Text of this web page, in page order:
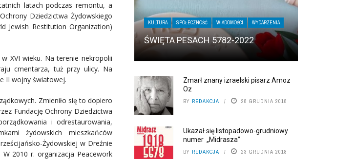
latach podczas remontu, a
Dziedzictwa Żydowskiego
Jewish Restitution Organization)
XVI wieku. Na terenie nekropolii
cmentarza, tuż przy ulicy. Na
II wojny światowej.
Zmieniło się to dopiero
Fundację Ochrony Dziedzictwa
i odrestaurowania,
żydowskich mieszkańców
Żydowskiej w Dreźnie
2010 r. organizacja Peacework
KULTURA SPOŁECZNOŚĆ WIADOMOŚCI WYDARZENIA
ŚWIĘTA PESACH 5782-2022
Zmarł znany izraelski pisarz Amoz
Oz
BY REDAKCJA 28 GRUDNIA 2018
Ukazał się listopadowo-grudniowy
numer „Midrasza”
BY REDAKCJA 23 GRUDNIA 2018